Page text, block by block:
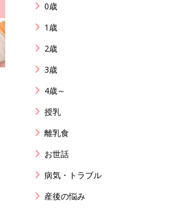
0歳
1歳
2歳
3歳
4歳～
授乳
離乳食
お世話
病気・トラブル
産後の悩み